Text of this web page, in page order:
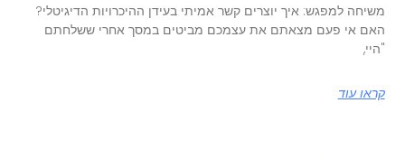
משיחה למפגש: איך יוצרים קשר אמיתי בעידן ההיכרויות הדיגיטלי?
האם אי פעם מצאתם את עצמכם מביטים במסך אחרי ששלחתם
"היי,
קראו עוד